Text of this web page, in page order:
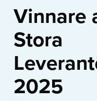
Vinnare
Stora
2025